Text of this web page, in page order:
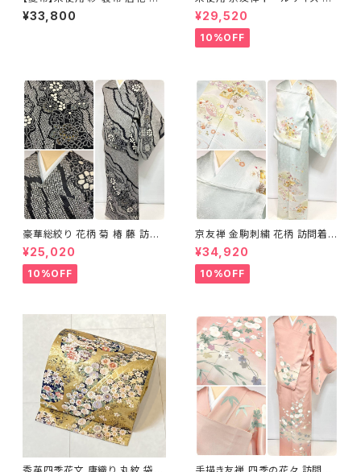
絹 紫 白 淡藤色 729
¥33,800
め分け 金彩 訪問着 袷 正絹 ピ
ンク 黄緑 紫 黄色 1438
¥29,520
10%OFF
豪華総絞り 花柄 菊 椿 藤 訪問
着 鹿の子絞り ラメ 正絹 黒 白
グレー 1435
¥25,020
10%OFF
京友禅 金駒刺繍 花柄 訪問着
正絹 水色 黄緑 パステルカラー
アイスグリーン 1433
¥34,920
10%OFF